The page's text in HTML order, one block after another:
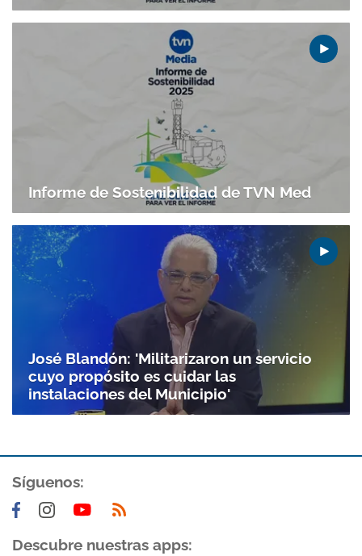
Informe de Sostenibilidad de TVN Med
José Blandón: 'Militarizaron un servicio
cuyo propósito es cuidar las
instalaciones del Municipio'
Síguenos:
Descubre nuestras apps: